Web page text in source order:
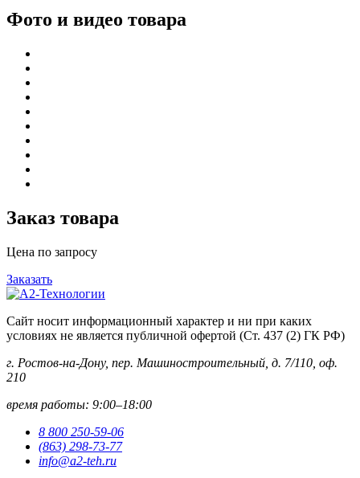
Фото и видео товара
Заказ товара
Цена по запросу
Заказать
Сайт носит информационный характер и ни при каких
условиях не является публичной офертой (Ст. 437 (2) ГК РФ)
г. Ростов-на-Дону, пер. Машиностроительный, д. 7/110, оф.
210
время работы: 9:00–18:00
8 800 250-59-06
(863) 298-73-77
info@a2-teh.ru